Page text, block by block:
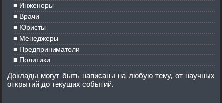
Инженеры
Врачи
Юристы
Менеджеры
Предприниматели
Политики
Доклады могут быть написаны на любую тему, от научных
открытий до текущих событий.